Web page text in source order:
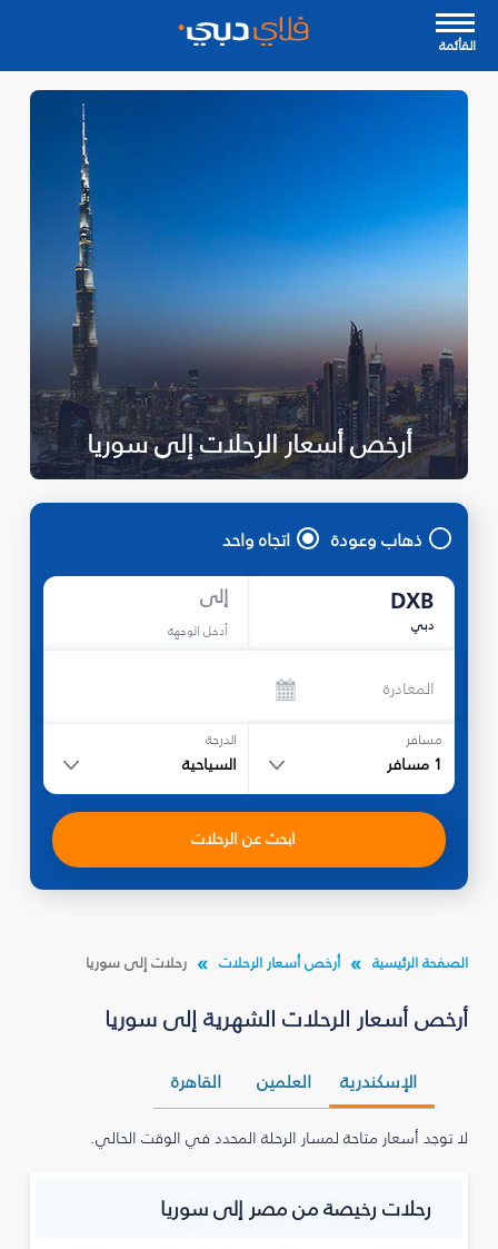
القأئمة
أرخص أسعار الرحلات إلى سوريا
ذهاب وعودة اتجاه واحد
DXB
دبي
إلى
أدخل الوجهة
المغادرة
مسافر
1 مسافر
الدرجة
السياحية
ابحث عن الرحلات
الصفحة الرئيسية أرخص أسعار الرحلات رحلات إلى سوريا
أرخص أسعار الرحلات الشهرية إلى سوريا
الإسكندرية العلمين القاهرة
لا توجد أسعار متاحة لمسار الرحلة المحدد في الوقت الحالي.
رحلات رخيصة من مصر إلى سوريا